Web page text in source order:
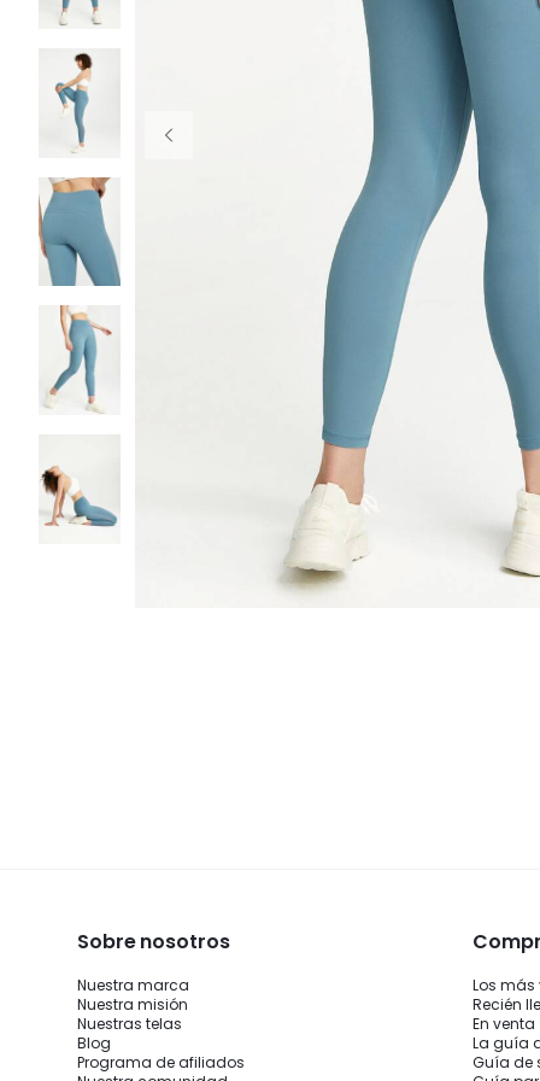
Sobre nosotros
Nuestra marca
Nuestra misión
Nuestras telas
Blog
Programa de afiliados
Los
Recién
En venta
La guía
Guía de